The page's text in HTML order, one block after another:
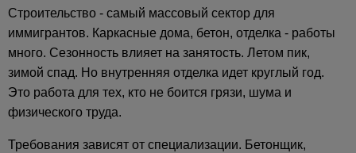
Строительство - самый массовый сектор для
иммигрантов. Каркасные дома, бетон, отделка - работы
много. Сезонность влияет на занятость. Летом пик,
зимой спад. Но внутренняя отделка идет круглый год.
Это работа для тех, кто не боится грязи, шума и
физического труда.
Требования зависят от специализации. Бетонщик,